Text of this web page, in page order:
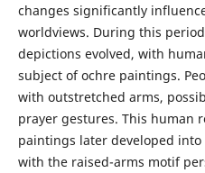
changes significantly
worldviews. During this
depictions evolved, with
subject of ochre paintings.
with outstretched arms,
prayer gestures. This human
paintings later developed
with the raised-arms motif